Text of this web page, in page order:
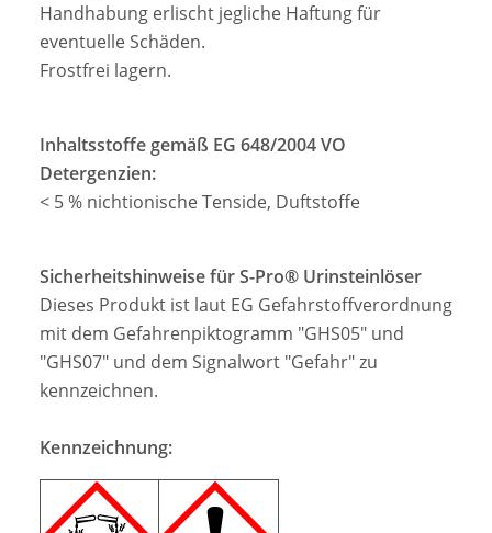
Handhabung erlischt jegliche Haftung für
eventuelle Schäden.
Frostfrei lagern.
Inhaltsstoffe gemäß EG 648/2004 VO
Detergenzien:
< 5 % nichtionische Tenside, Duftstoffe
Sicherheitshinweise für S-Pro® Urinsteinlöser
Dieses Produkt ist laut EG Gefahrstoffverordnung
mit dem Gefahrenpiktogramm "GHS05" und
"GHS07" und dem Signalwort "Gefahr" zu
kennzeichnen.
Kennzeichnung: